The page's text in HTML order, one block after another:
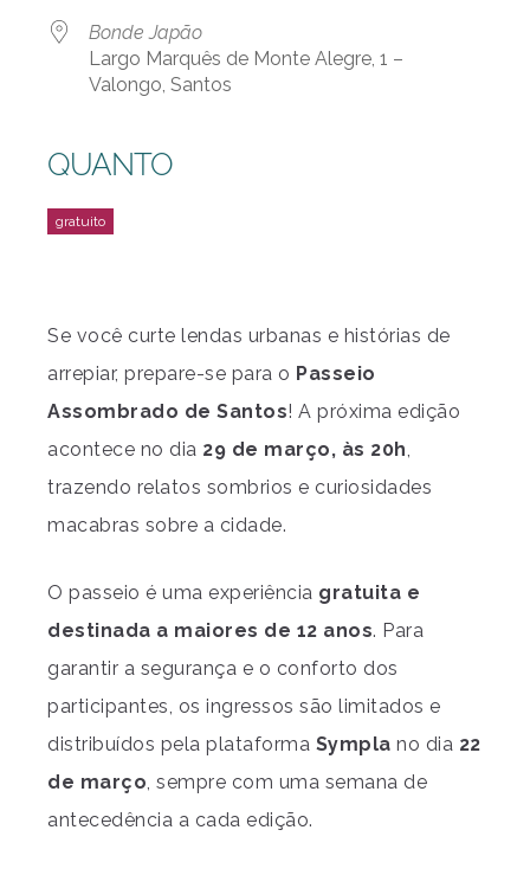
Bonde Japão
Largo Marquês de Monte Alegre, 1 –
Valongo, Santos
QUANTO
Se você curte lendas urbanas e histórias de
arrepiar, prepare-se para o Passeio
Assombrado de Santos! A próxima edição
acontece no dia 29 de março, às 20h,
trazendo relatos sombrios e curiosidades
macabras sobre a cidade.
O passeio é uma experiência gratuita e
destinada a maiores de 12 anos. Para
garantir a segurança e o conforto dos
participantes, os ingressos são limitados e
distribuídos pela plataforma Sympla no dia 22
de março, sempre com uma semana de
antecedência a cada edição.